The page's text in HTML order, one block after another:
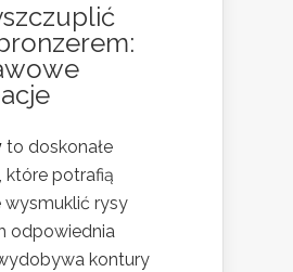
to doskonałe
które potrafią
rysy
odpowiednia
kontury